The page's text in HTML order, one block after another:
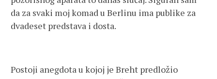
da za svaki moj komad u Berlinu ima publike za
dvadeset predstava i dosta.
Postoji anegdota u kojoj je Breht predložio